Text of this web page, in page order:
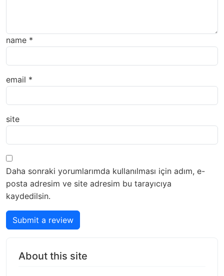
name *
email *
site
Daha sonraki yorumlarımda kullanılması için adım, e-
posta adresim ve site adresim bu tarayıcıya
kaydedilsin.
Submit a review
About this site